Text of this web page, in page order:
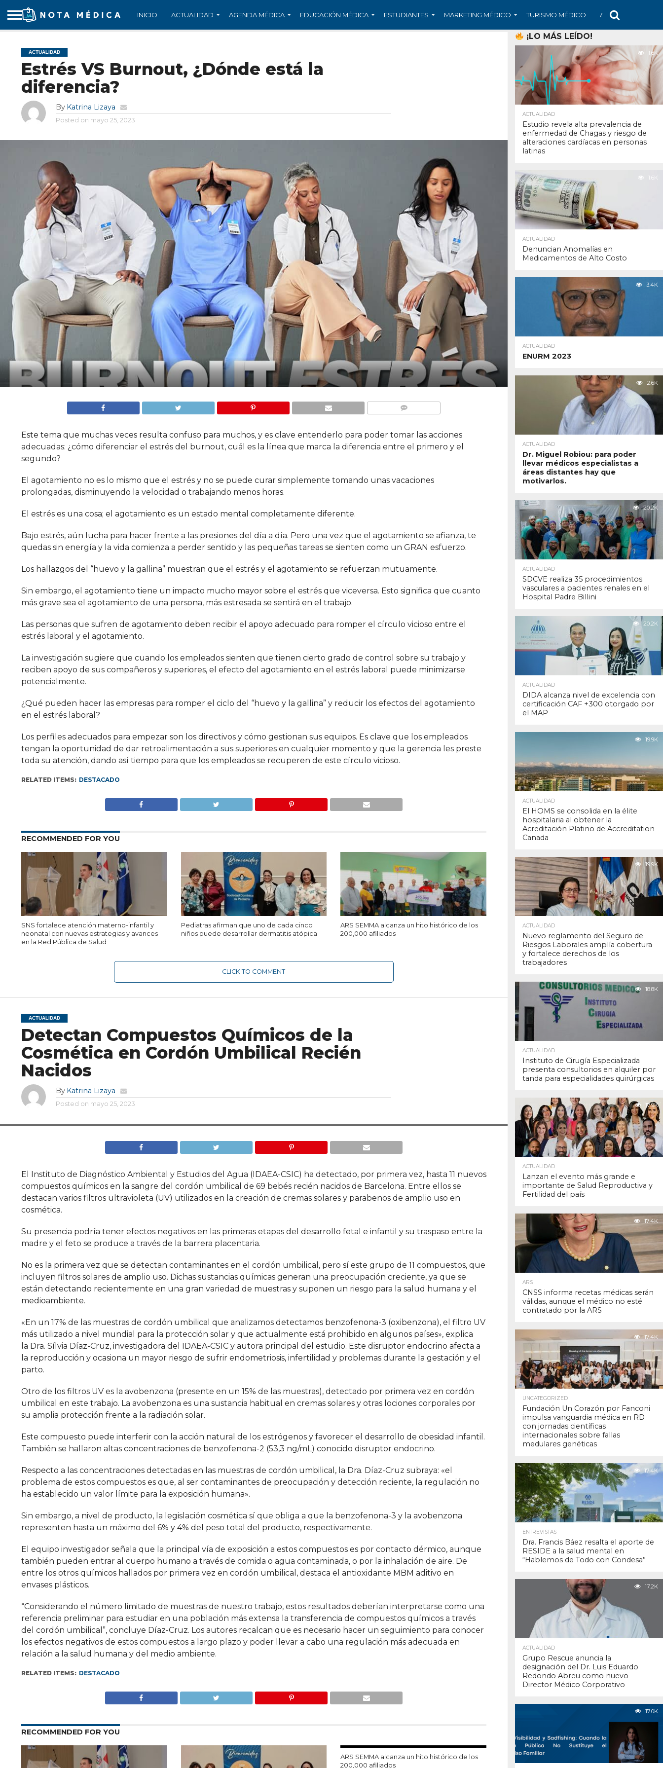
INICIO ACTUALIDAD AGENDA MÉDICA EDUCACIÓN MÉDICA ESTUDIANTES MARKETING MÉDICO TURISMO MÉDICO ARS
ACTUALIDAD
Estrés VS Burnout, ¿Dónde está la
diferencia?
By Katrina Lizaya
Posted on mayo 25, 2023
Este tema que muchas veces resulta confuso para muchos, y es clave entenderlo para poder tomar las acciones
adecuadas: ¿cómo diferenciar el estrés del burnout, cuál es la línea que marca la diferencia entre el primero y el
segundo?
El agotamiento no es lo mismo que el estrés y no se puede curar simplemente tomando unas vacaciones
prolongadas, disminuyendo la velocidad o trabajando menos horas.
El estrés es una cosa; el agotamiento es un estado mental completamente diferente.
Bajo estrés, aún lucha para hacer frente a las presiones del día a día. Pero una vez que el agotamiento se afianza, te
quedas sin energía y la vida comienza a perder sentido y las pequeñas tareas se sienten como un GRAN esfuerzo.
Los hallazgos del “huevo y la gallina” muestran que el estrés y el agotamiento se refuerzan mutuamente.
Sin embargo, el agotamiento tiene un impacto mucho mayor sobre el estrés que viceversa. Esto significa que cuanto
más grave sea el agotamiento de una persona, más estresada se sentirá en el trabajo.
Las personas que sufren de agotamiento deben recibir el apoyo adecuado para romper el círculo vicioso entre el
estrés laboral y el agotamiento.
La investigación sugiere que cuando los empleados sienten que tienen cierto grado de control sobre su trabajo y
reciben apoyo de sus compañeros y superiores, el efecto del agotamiento en el estrés laboral puede minimizarse
potencialmente.
¿Qué pueden hacer las empresas para romper el ciclo del “huevo y la gallina” y reducir los efectos del agotamiento
en el estrés laboral?
Los perfiles adecuados para empezar son los directivos y cómo gestionan sus equipos. Es clave que los empleados
tengan la oportunidad de dar retroalimentación a sus superiores en cualquier momento y que la gerencia les preste
toda su atención, dando así tiempo para que los empleados se recuperen de este círculo vicioso.
RELATED ITEMS: DESTACADO
RECOMMENDED FOR YOU
SNS fortalece atención materno-infantil y
neonatal con nuevas estrategias y avances
en la Red Pública de Salud
Pediatras afirman que uno de cada cinco
niños puede desarrollar dermatitis atópica
ARS SEMMA alcanza un hito histórico de los
200,000 afiliados
CLICK TO COMMENT
ACTUALIDAD
Detectan Compuestos Químicos de la
Cosmética en Cordón Umbilical Recién
Nacidos
By Katrina Lizaya
Posted on mayo 25, 2023
El Instituto de Diagnóstico Ambiental y Estudios del Agua (IDAEA-CSIC) ha detectado, por primera vez, hasta 11 nuevos
compuestos químicos en la sangre del cordón umbilical de 69 bebés recién nacidos de Barcelona. Entre ellos se
destacan varios filtros ultravioleta (UV) utilizados en la creación de cremas solares y parabenos de amplio uso en
cosmética.
Su presencia podría tener efectos negativos en las primeras etapas del desarrollo fetal e infantil y su traspaso entre la
madre y el feto se produce a través de la barrera placentaria.
No es la primera vez que se detectan contaminantes en el cordón umbilical, pero sí este grupo de 11 compuestos, que
incluyen filtros solares de amplio uso. Dichas sustancias químicas generan una preocupación creciente, ya que se
están detectando recientemente en una gran variedad de muestras y suponen un riesgo para la salud humana y el
medioambiente.
«En un 17% de las muestras de cordón umbilical que analizamos detectamos benzofenona-3 (oxibenzona), el filtro UV
más utilizado a nivel mundial para la protección solar y que actualmente está prohibido en algunos países», explica
la Dra. Sílvia Díaz-Cruz, investigadora del IDAEA-CSIC y autora principal del estudio. Este disruptor endocrino afecta a
la reproducción y ocasiona un mayor riesgo de sufrir endometriosis, infertilidad y problemas durante la gestación y el
parto.
Otro de los filtros UV es la avobenzona (presente en un 15% de las muestras), detectado por primera vez en cordón
umbilical en este trabajo. La avobenzona es una sustancia habitual en cremas solares y otras lociones corporales por
su amplia protección frente a la radiación solar.
Este compuesto puede interferir con la acción natural de los estrógenos y favorecer el desarrollo de obesidad infantil.
También se hallaron altas concentraciones de benzofenona-2 (53,3 ng/mL) conocido disruptor endocrino.
Respecto a las concentraciones detectadas en las muestras de cordón umbilical, la Dra. Díaz-Cruz subraya: «el
problema de estos compuestos es que, al ser contaminantes de preocupación y detección reciente, la regulación no
ha establecido un valor límite para la exposición humana».
Sin embargo, a nivel de producto, la legislación cosmética sí que obliga a que la benzofenona-3 y la avobenzona
representen hasta un máximo del 6% y 4% del peso total del producto, respectivamente.
El equipo investigador señala que la principal vía de exposición a estos compuestos es por contacto dérmico, aunque
también pueden entrar al cuerpo humano a través de comida o agua contaminada, o por la inhalación de aire. De
entre los otros químicos hallados por primera vez en cordón umbilical, destaca el antioxidante MBM aditivo en
envases plásticos.
“Considerando el número limitado de muestras de nuestro trabajo, estos resultados deberían interpretarse como una
referencia preliminar para estudiar en una población más extensa la transferencia de compuestos químicos a través
del cordón umbilical”, concluye Díaz-Cruz. Los autores recalcan que es necesario hacer un seguimiento para conocer
los efectos negativos de estos compuestos a largo plazo y poder llevar a cabo una regulación más adecuada en
relación a la salud humana y del medio ambiente.
RELATED ITEMS: DESTACADO
RECOMMENDED FOR YOU
ARS SEMMA alcanza un hito histórico de los
200,000 afiliados
¡LO MÁS LEÍDO!
1.6K
ACTUALIDAD
Estudio revela alta prevalencia de
enfermedad de Chagas y riesgo de
alteraciones cardíacas en personas
latinas
1.6K
ACTUALIDAD
Denuncian Anomalías en
Medicamentos de Alto Costo
3.4K
ACTUALIDAD
ENURM 2023
2.6K
ACTUALIDAD
Dr. Miguel Robiou: para poder
llevar médicos especialistas a
áreas distantes hay que
motivarlos.
20.2K
ACTUALIDAD
SDCVE realiza 35 procedimientos
vasculares a pacientes renales en el
Hospital Padre Billini
20.2K
ACTUALIDAD
DIDA alcanza nivel de excelencia con
certificación CAF +300 otorgado por
el MAP
19.9K
ACTUALIDAD
El HOMS se consolida en la élite
hospitalaria al obtener la
Acreditación Platino de Accreditation
Canada
19.9K
ACTUALIDAD
Nuevo reglamento del Seguro de
Riesgos Laborales amplía cobertura
y fortalece derechos de los
trabajadores
18.8K
ACTUALIDAD
Instituto de Cirugía Especializada
presenta consultorios en alquiler por
tanda para especialidades quirúrgicas
17.9K
ACTUALIDAD
Lanzan el evento más grande e
importante de Salud Reproductiva y
Fertilidad del país
17.4K
ARS
CNSS informa recetas médicas serán
válidas, aunque el médico no esté
contratado por la ARS
17.4K
UNCATEGORIZED
Fundación Un Corazón por Fanconi
impulsa vanguardia médica en RD
con jornadas científicas
internacionales sobre fallas
medulares genéticas
17.4K
ENTREVISTAS
Dra. Francis Báez resalta el aporte de
RESIDE a la salud mental en
“Hablemos de Todo con Condesa”
17.2K
ACTUALIDAD
Grupo Rescue anuncia la
designación del Dr. Luis Eduardo
Redondo Abreu como nuevo
Director Médico Corporativo
17.0K